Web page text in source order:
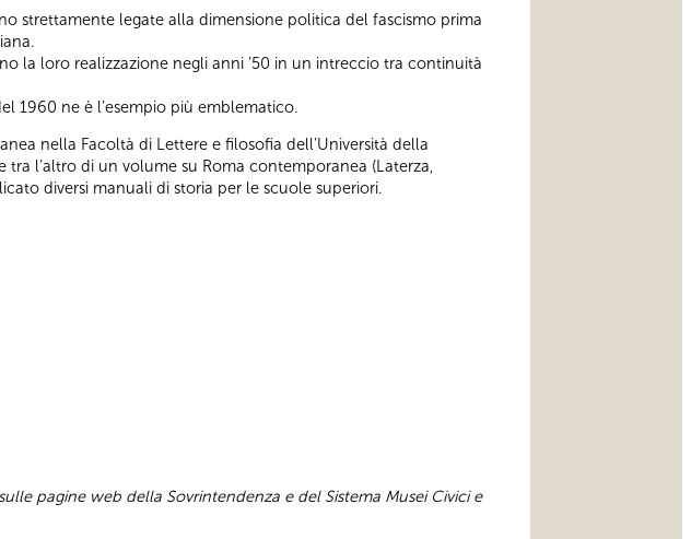
strettamente legate alla dimensione politica del fascismo prima
la loro realizzazione negli anni ’50 in un intreccio tra continuità
1960 ne è l’esempio più emblematico.
nella Facoltà di Lettere e filosofia dell’Università della
tra l’altro di un volume su Roma contemporanea (Laterza,
diversi manuali di storia per le scuole superiori.
pagine web della Sovrintendenza e del Sistema Musei Civici e